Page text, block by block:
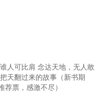
人可比肩 念达天地，无人敢
天翻过来的故事（新书期
荐票，感激不尽）